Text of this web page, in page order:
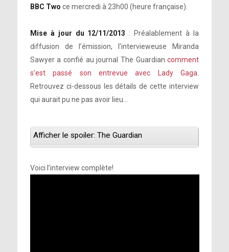
BBC Two ce mercredi à 23h00 (heure française).
Mise à jour du 12/11/2013 : Préalablement à la
diffusion de l’émission, l’intervieweuse Miranda
Sawyer a confié au journal The Guardiancomment
s’est passé son entrevue avec Lady Gaga
Retrouvez ci-dessous les détails de cette interview
qui aurait pu ne pas avoir lieu…
Afficher le spoiler: The Guardian
Voici l’interview complète!